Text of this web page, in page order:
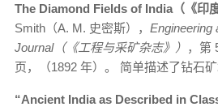
The Diamond Fields of India（《印
Smith（A. M. 史密斯）， Engineering
Journal（《工程与采矿杂志》） ，第
页，（1892 年）。 简单描述了钻石矿
“Ancient India as Described in